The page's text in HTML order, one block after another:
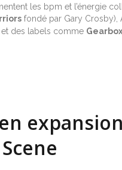
les bpm et l’énergie
fondé par Gary Crosby),
des labels comme